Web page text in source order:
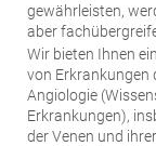
gewährleisten,
aber
Wir bieten Ihnen
von Erkrankungen
Angiologie
Erkrankungen),
der Venen und